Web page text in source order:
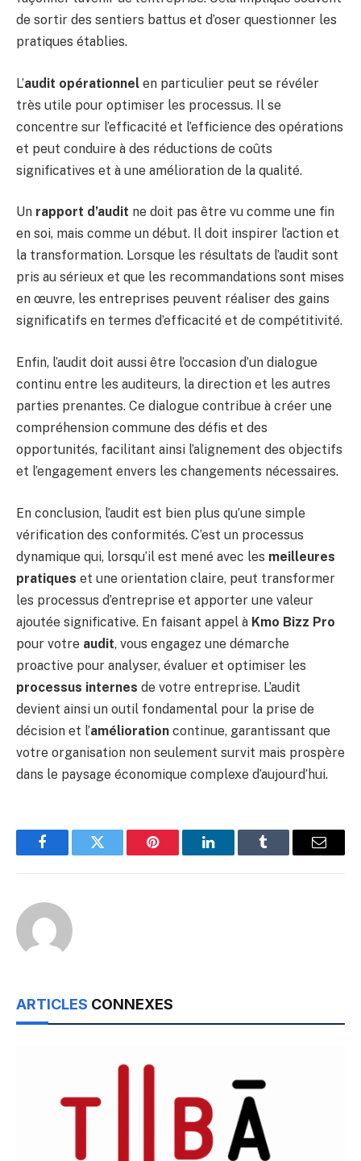
de sortir des sentiers battus et d’oser questionner les
pratiques établies.
L’audit opérationnel en particulier peut se révéler
très utile pour optimiser les processus. Il se
concentre sur l’efficacité et l’efficience des opérations
et peut conduire à des réductions de coûts
significatives et à une amélioration de la qualité.
Un rapport d’audit ne doit pas être vu comme une fin
en soi, mais comme un début. Il doit inspirer l’action et
la transformation. Lorsque les résultats de l’audit sont
pris au sérieux et que les recommandations sont mises
en œuvre, les entreprises peuvent réaliser des gains
significatifs en termes d’efficacité et de compétitivité.
Enfin, l’audit doit aussi être l’occasion d’un dialogue
continu entre les auditeurs, la direction et les autres
parties prenantes. Ce dialogue contribue à créer une
compréhension commune des défis et des
opportunités, facilitant ainsi l’alignement des objectifs
et l’engagement envers les changements nécessaires.
En conclusion, l’audit est bien plus qu’une simple
vérification des conformités. C’est un processus
dynamique qui, lorsqu’il est mené avec les meilleures
pratiques et une orientation claire, peut transformer
les processus d’entreprise et apporter une valeur
ajoutée significative. En faisant appel à Kmo Bizz Pro
pour votre audit, vous engagez une démarche
proactive pour analyser, évaluer et optimiser les
processus internes de votre entreprise. L’audit
devient ainsi un outil fondamental pour la prise de
décision et l’amélioration continue, garantissant que
votre organisation non seulement survit mais prospère
dans le paysage économique complexe d’aujourd’hui.
FacebookTwitter Pinterest LinkedInTumblr Email
ARTICLES CONNEXES